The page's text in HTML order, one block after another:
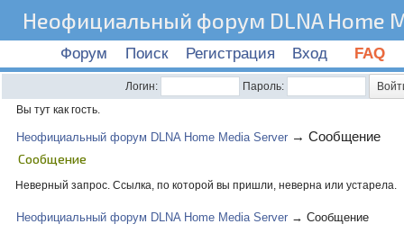
Неофициальный форум DLNA Home
Форум Поиск Регистрация Вход FAQ
Логин:
Пароль:
Вы тут как гость.
Неофициальный форум DLNA Home Media Server →Сообщение
Сообщение
Неверный запрос. Ссылка, по которой вы пришли, неверна или устарела.
Неофициальный форум DLNA Home Media Server →Сообщение